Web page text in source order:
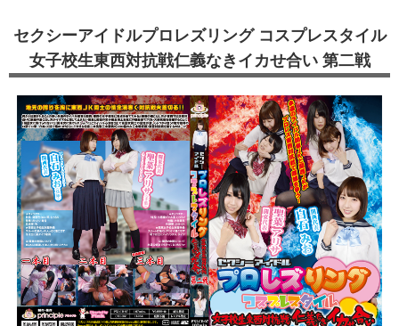
セクシーアイドルプロレズリング コスプレスタイル
女子校生東西対抗戦仁義なきイカせ合い 第二戦